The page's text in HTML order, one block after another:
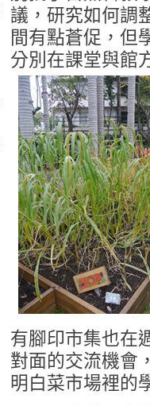
議，研究如何調
間有點蒼促，但
分別在課堂與館
有腳印市集也在
對面的交流機會
明白菜市場裡的